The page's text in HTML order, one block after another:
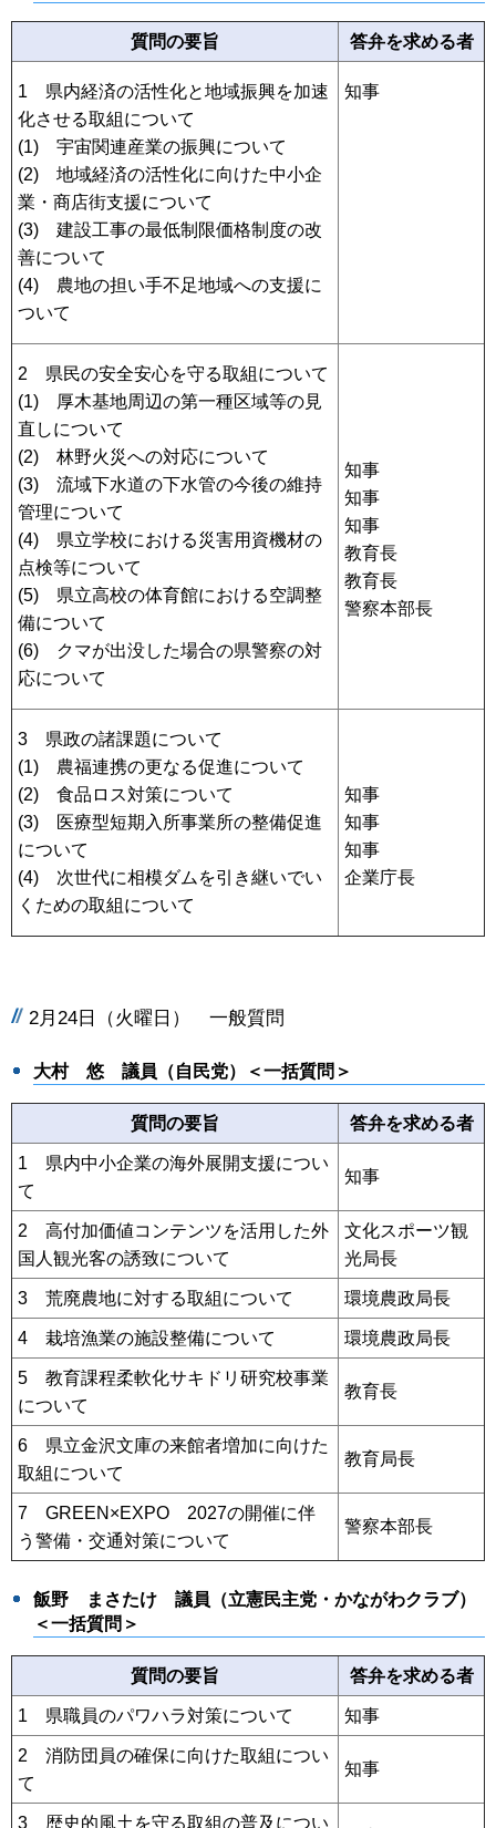
質問の要旨 答弁を求める者
1 県内経済の活性化と地域振興を加速
化させる取組について
(1) 宇宙関連産業の振興について
(2) 地域経済の活性化に向けた中小企
業・商店街支援について
(3) 建設工事の最低制限価格制度の改
善について
(4) 農地の担い手不足地域への支援に
ついて
知事
2 県民の安全安心を守る取組について
(1) 厚木基地周辺の第一種区域等の見
直しについて
(2) 林野火災への対応について
(3) 流域下水道の下水管の今後の維持
管理について
(4) 県立学校における災害用資機材の
点検等について
(5) 県立高校の体育館における空調整
備について
(6) クマが出没した場合の県警察の対
応について
知事
知事
知事
教育長
教育長
警察本部長
3 県政の諸課題について
(1) 農福連携の更なる促進について
(2) 食品ロス対策について
(3) 医療型短期入所事業所の整備促進
について
(4) 次世代に相模ダムを引き継いでい
くための取組について
知事
知事
知事
企業庁長
2月24日（火曜日） 一般質問
大村 悠 ​​​​​​ 議員（自民党）＜一括質問＞
質問の要旨 答弁を求める者
1 県内中小企業の海外展開支援につい
て
知事
2 高付加価値コンテンツを活用した外
国人観光客の誘致について
文化スポーツ観
光局長
3 荒廃農地に対する取組について 環境農政局長
4 栽培漁業の施設整備について 環境農政局長
5 教育課程柔軟化サキドリ研究校事業
について
教育長
6 県立金沢文庫の来館者増加に向けた
取組について
教育局長
7 GREEN×EXPO 2027の開催に伴
う警備・交通対策について
警察本部長
飯野 まさたけ 議員（立憲民主党・かながわクラブ）
＜一括質問＞
質問の要旨 答弁を求める者
1 県職員のパワハラ対策について 知事
2 消防団員の確保に向けた取組につい
て
知事
3 歴史的風土を守る取組の普及につい